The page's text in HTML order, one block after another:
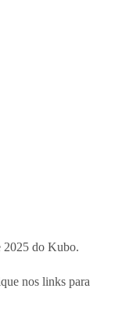
2025 do Kubo.
nos links para